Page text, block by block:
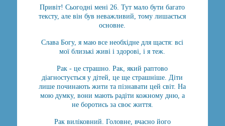
Привіт! Сьогодні мені 26. Тут мало бути багато
тексту, але він був неважливий, тому лишається
основне.
Слава Богу, я маю все необхідне для щастя: всі
мої близькі живі і здорові, і я теж.
Рак - це страшно. Рак, який раптово
діагностується у дітей, це ще страшніше. Діти
лише починають жити та пізнавати цей світ. На
мою думку, вони мають радіти кожному дню, а
не боротись за своє життя.
Рак виліковний. Головне, вчасно його